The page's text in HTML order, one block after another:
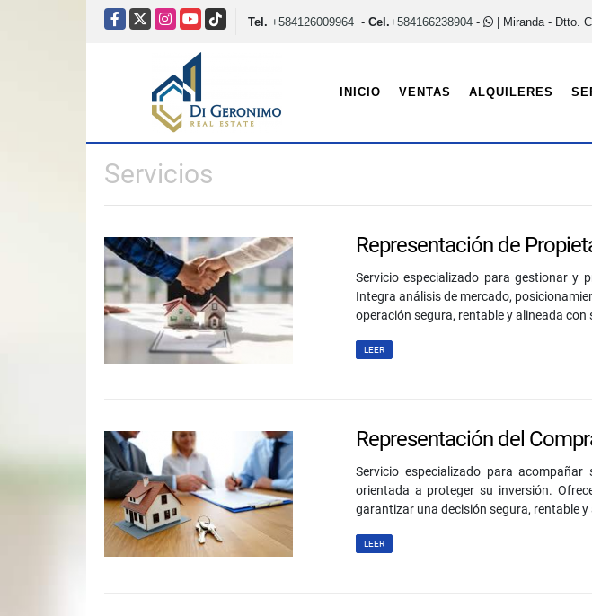
Facebook
X Instagram
YouTubeTikTok Tel. +584126009964 - Cel.+584166238904 - | Miranda - Dtto.
INICIO VENTAS ALQUILERES
Servicios
Representación de
Servicio especializado para gestionar y
Integra análisis de mercado,
operación segura, rentable y alineada con
LEER
Representación del
Servicio especializado para
orientada a proteger su inversión.
garantizar una decisión segura, rentable
LEER